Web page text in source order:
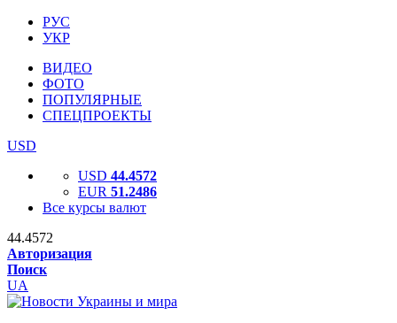
РУС
УКР
ВИДЕО
ФОТО
ПОПУЛЯРНЫЕ
СПЕЦПРОЕКТЫ
USD
USD 44.4572
EUR 51.2486
Все курсы валют
44.4572
Авторизация
Поиск
UA